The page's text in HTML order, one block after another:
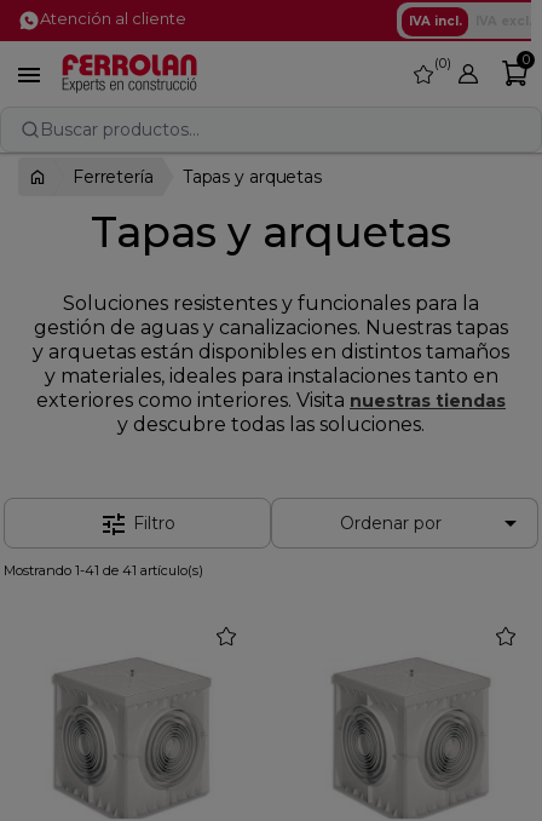
Atención al cliente IVA incl.
 favorite
0 0
Buscar productos...
Ferretería Tapas y arquetas
Tapas y arquetas
Soluciones resistentes y funcionales para la
gestión de aguas y canalizaciones. Nuestras tapas
y arquetas están disponibles en distintos tamaños
y materiales, ideales para instalaciones tanto en
exteriores como interiores. Visita nuestras tiendas
y descubre todas las soluciones.
tune Filtro Ordenar por 
Mostrando 1-41 de 41 artículo(s)